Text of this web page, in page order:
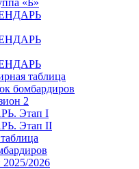
«Б»
таблица
бомбардиров
2
Этап I
Этап II
2026